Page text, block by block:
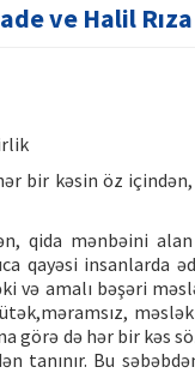
ve Halil Rıza
bir kəsin öz
qida mənbəini
qayəsi insanlarda
amalı bəşəri
də hər bir kəs
tanınır. Bu